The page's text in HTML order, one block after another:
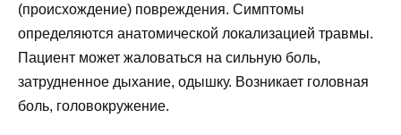
(происхождение) повреждения. Симптомы
определяются анатомической локализацией травмы.
Пациент может жаловаться на сильную боль,
затрудненное дыхание, одышку. Возникает головная
боль, головокружение.